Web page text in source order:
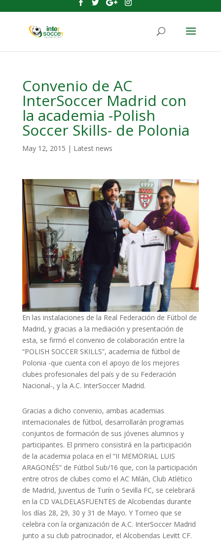
Convenio de AC
InterSoccer Madrid con
la academia -Polish
Soccer Skills- de Polonia
May 12, 2015 | Latest news
En las instalaciones de la Real Federación de Fútbol de
Madrid, y gracias a la mediación y presentación de
esta, se firmó el convenio de colaboración entre la
“POLISH SOCCER SKILLS”, academia de fútbol de
Polonia -que cuenta con el apoyo de los mejores
clubes profesionales del país y de su Federación
Nacional-, y la A.C. InterSoccer Madrid.
Gracias a dicho convenio, ambas academias
internacionales de fútbol, desarrollarán programas
conjuntos de formación de sus jóvenes alumnos y
participantes. El primero consistirá en la participación
de la academia polaca en el “II MEMORIAL LUIS
ARAGONÉS” de Fútbol Sub/16 que, con la participación
entre otros de clubes como el AC Milán, Club Atlético
de Madrid, Juventus de Turín o Sevilla FC, se celebrará
en la CD VALDELASFUENTES de Alcobendas durante
los días 28, 29, 30 y 31 de Mayo. Y Torneo que se
celebra con la organización de A.C. InterSoccer Madrid
junto a su club patrocinador, el Alcobendas Levitt CF.